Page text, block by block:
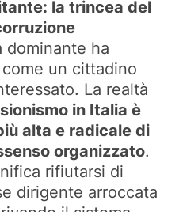
la trincea del
dominante ha
un cittadino
La realtà
in Italia è
alta e radicale di
organizzato.
rifiutarsi di
dirigente arroccata